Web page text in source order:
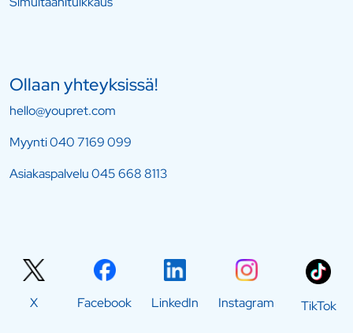
Ollaan yhteyksissä!
hello@youpret.com
Myynti040 7169 099
Asiakaspalvelu045 668 8113
X Facebook LinkedIn Instagram TikTok